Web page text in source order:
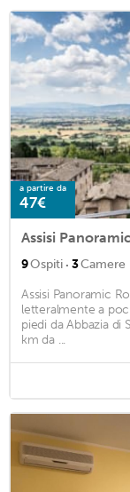
a partire da
47€
Assisi
9Ospiti · 3Camere
Assisi Panoramic
letteralmente a
piedi da Abbazia di
km da ...